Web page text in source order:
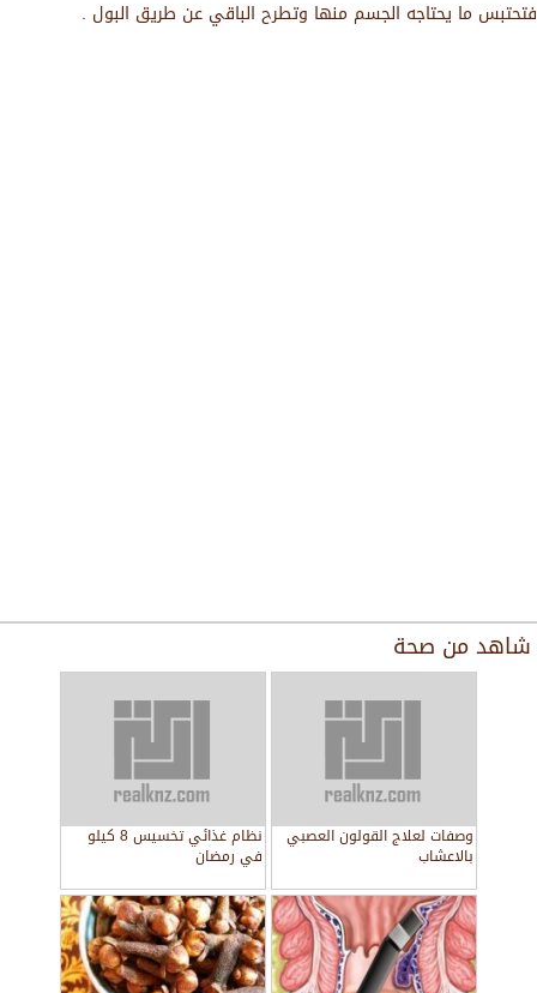
فتحتبس ما يحتاجه الجسم منها وتطرح الباقي عن طريق البول .
شاهد من صحة
وصفات لعلاج القولون العصبي
بالاعشاب
نظام غذائي تخسيس 8 كيلو
في رمضان